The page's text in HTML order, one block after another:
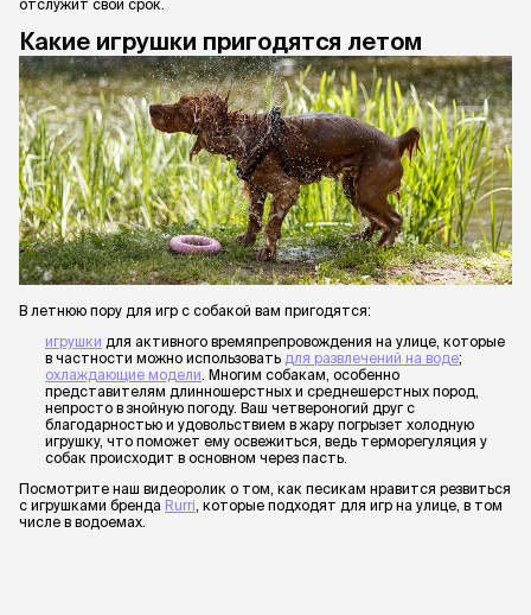
отслужит свой срок.
Какие игрушки пригодятся летом
В летнюю пору для игр с собакой вам пригодятся:
игрушки для активного времяпрепровождения на улице, которые
в частности можно использовать для развлечений на воде;
охлаждающие модели . Многим собакам, особенно
представителям длинношерстных и среднешерстных пород,
непросто в знойную погоду. Ваш четвероногий друг с
благодарностью и удовольствием в жару погрызет холодную
игрушку, что поможет ему освежиться, ведь терморегуляция у
собак происходит в основном через пасть.
Посмотрите наш видеоролик о том, как песикам нравится резвиться
с игрушками бренда Rurri , которые подходят для игр на улице, в том
числе в водоемах.